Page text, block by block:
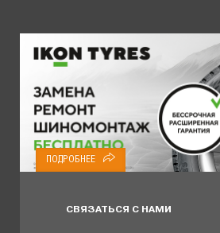
ПОДРОБНЕЕ
СВЯЗАТЬСЯ С НАМИ